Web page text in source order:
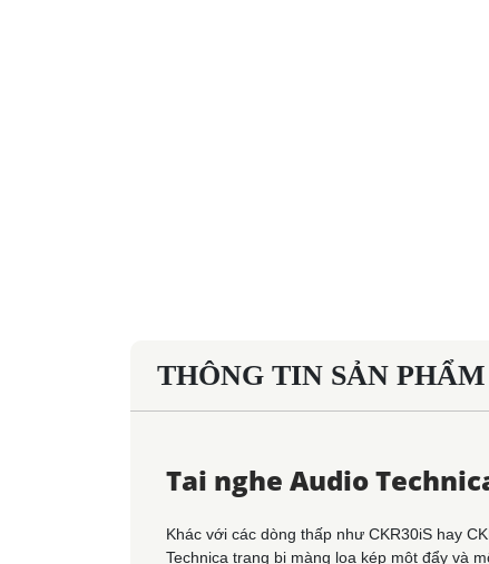
THÔNG TIN SẢN PHẨM
Tai nghe Audio
Khác với các dòng thấp như CKR30iS hay
Technica trang bị màng loa kép một đẩy và